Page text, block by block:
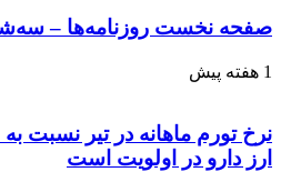
صفحه نخست روزنامه‌ها – سه‌شنبه ۶
1 هفته پیش
نرخ تورم ماهانه در تیر نسبت
ارز دارو در اولویت است